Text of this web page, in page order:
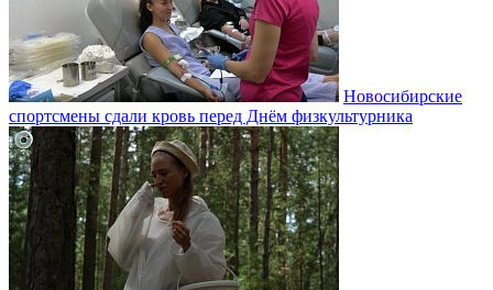
Новосибирские
спортсмены сдали кровь перед Днём физкультурника